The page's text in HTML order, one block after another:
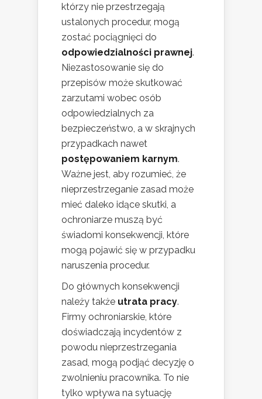
którzy nie przestrzegają
ustalonych procedur, mogą
zostać pociągnięci do
odpowiedzialności prawnej.
Niezastosowanie się do
przepisów może skutkować
zarzutami wobec osób
odpowiedzialnych za
bezpieczeństwo, a w skrajnych
przypadkach nawet
postępowaniem karnym.
Ważne jest, aby rozumieć, że
nieprzestrzeganie zasad może
mieć daleko idące skutki, a
ochroniarze muszą być
świadomi konsekwencji, które
mogą pojawić się w przypadku
naruszenia procedur.
Do głównych konsekwencji
należy także utrata pracy.
Firmy ochroniarskie, które
doświadczają incydentów z
powodu nieprzestrzegania
zasad, mogą podjąć decyzję o
zwolnieniu pracownika. To nie
tylko wpływa na sytuację